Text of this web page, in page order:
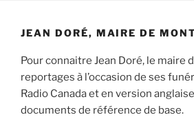
JEAN DORÉ, MAIRE DE
Pour connaitre Jean Doré, le maire
reportages à l’occasion de ses
Radio Canada et en version
documents de référence de base.